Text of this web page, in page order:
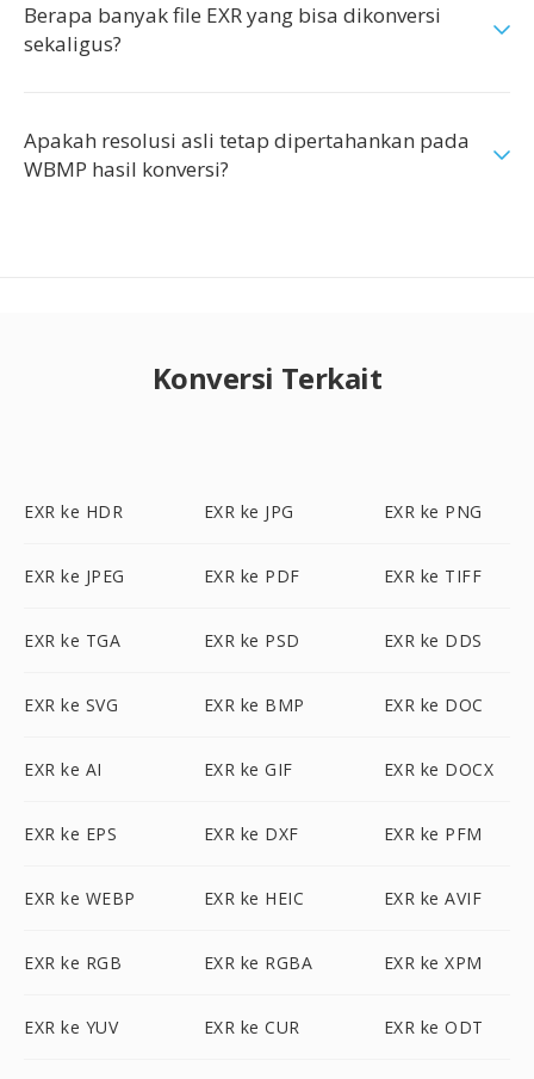
Berapa banyak file EXR yang bisa dikonversi
sekaligus?
Apakah resolusi asli tetap dipertahankan pada
WBMP hasil konversi?
Konversi Terkait
EXR ke HDR EXR ke JPG EXR ke PNG
EXR ke JPEG EXR ke PDF EXR ke TIFF
EXR ke TGA EXR ke PSD EXR ke DDS
EXR ke SVG EXR ke BMP EXR ke DOC
EXR ke AI EXR ke GIF EXR ke DOCX
EXR ke EPS EXR ke DXF EXR ke PFM
EXR ke WEBP EXR ke HEIC EXR ke AVIF
EXR ke RGB EXR ke RGBA EXR ke XPM
EXR ke YUV EXR ke CUR EXR ke ODT